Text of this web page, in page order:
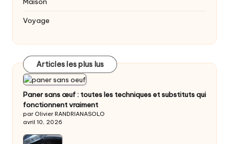
Voyage
Articles les plus lus
Paner sans œuf : toutes les techniques et substituts qui
fonctionnent vraiment
par Olivier RANDRIANASOLO
avril 10, 2026